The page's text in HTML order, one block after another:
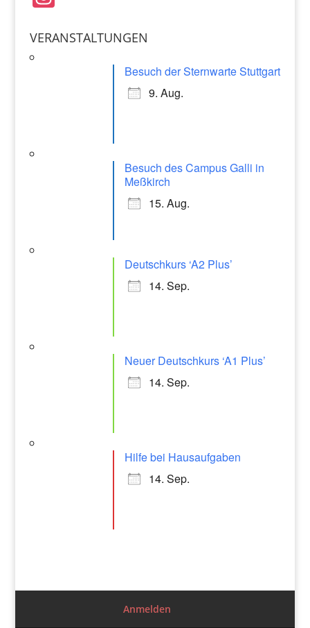
b
o p
a
VERANSTALTUNGEN
Besuch der Sternwarte Stuttgart
9. Aug.
Besuch des Campus Galli in
Meßkirch
15. Aug.
Deutschkurs ‘A2 Plus’
14. Sep.
Neuer Deutschkurs ‘A1 Plus’
14. Sep.
Hilfe bei Hausaufgaben
14. Sep.
Anmelden